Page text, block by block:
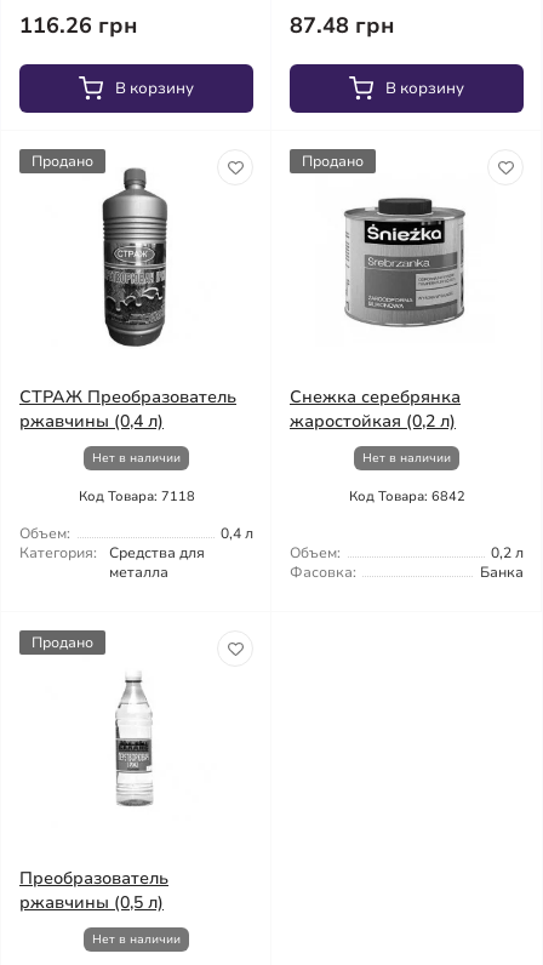
116.26 грн
В корзину
87.48 грн
В корзину
Продано
СТРАЖ Преобразователь
ржавчины (0,4 л)
Нет в наличии
Код Товара: 7118
Объем:
0,4 л
Категория:
Средства для
металла
Продано
Снежка серебрянка
жаростойкая (0,2 л)
Нет в наличии
Код Товара: 6842
Объем:
0,2 л
Фасовка:
Банка
Продано
Преобразователь
ржавчины (0,5 л)
Нет в наличии